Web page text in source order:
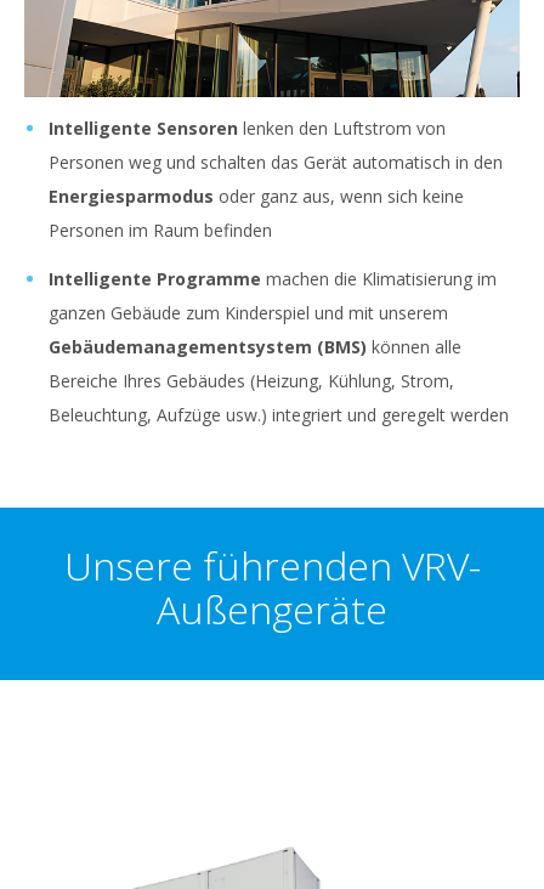
Intelligente Sensoren lenken den Luftstrom von
Personen weg und schalten das Gerät automatisch in den
Energiesparmodus oder ganz aus, wenn sich keine
Personen im Raum befinden
Intelligente Programme machen die Klimatisierung im
ganzen Gebäude zum Kinderspiel und mit unserem
Gebäudemanagementsystem (BMS) können alle
Bereiche Ihres Gebäudes (Heizung, Kühlung, Strom,
Beleuchtung, Aufzüge usw.) integriert und geregelt werden
Unsere führenden VRV-
Außengeräte